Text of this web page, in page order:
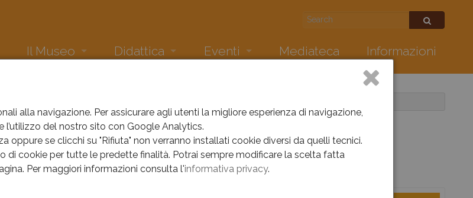
alla navigazione. Per assicurare agli utenti la migliore esperienza di navigazione,
del nostro sito con Google Analytics.
oppure se clicchi su "Rifiuta" non verranno installati cookie diversi da quelli tecnici.
di cookie per tutte le predette finalità. Potrai sempre modificare la scelta fatta
Per maggiori informazioni consulta l'informativa privacy.
Il Museo
Sala di Cecilia
Sala Risorgimento
Didattica
Comics. Quando i fumetti conquistarono il mondo. Sunday pages 1897-1950
Due geni veneti tra storia e mito
Musivamente
Eventi
Archivio eventi 2026
Archivio eventi 2025
Mediateca Informazioni
Luigi Marcon